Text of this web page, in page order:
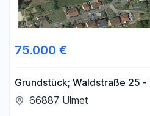
75.000 €
Grundstück; Waldstraße 25
verhandelbar
66887 Ulmet